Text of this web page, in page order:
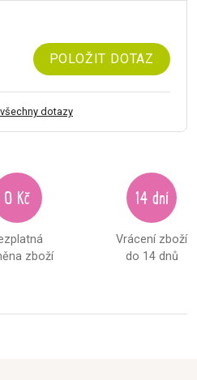
POLOŽIT DOTAZ
dotazy
0 Kč
zboží
14 dní
Vrácení zboží
do 14 dnů